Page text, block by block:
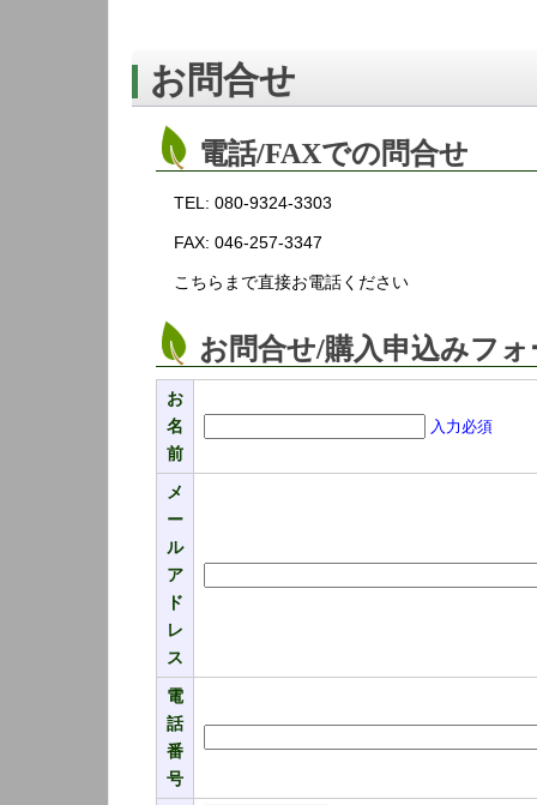
お問合せ
電話/FAXでの問合せ
TEL: 080-9324-3303
FAX: 046-257-3347
こちらまで直接お電話ください
お問合せ/購入申込みフォ
お
名
前
入力必須
メ
ー
ル
ア
ド
レ
ス
電
話
番
号